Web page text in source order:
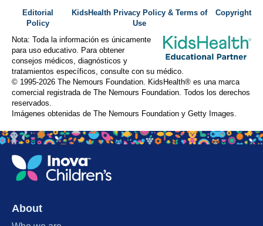
Editorial
Policy
KidsHealth Privacy Policy & Terms of
Use
Copyright
Nota: Toda la información es únicamente
para uso educativo. Para obtener
consejos médicos, diagnósticos y
tratamientos específicos, consulte con su médico.
© 1995-2026 The Nemours Foundation. KidsHealth® es una marca
comercial registrada de The Nemours Foundation. Todos los derechos
reservados.
Imágenes obtenidas de The Nemours Foundation y Getty Images.
About